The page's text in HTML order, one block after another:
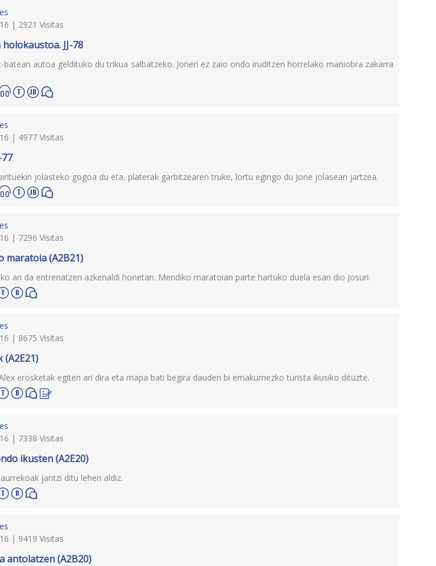
| 2921 Visitas
JJ-78
batean autoa geldituko du trikua salbatzeko. Joneri ez zaio ondo iruditzen horrelako maniobra zakarra
| 4977 Visitas
77
jolasteko gogoa du eta, platerak garbitzearen truke, lortu egingo du Jone jolasean jartzea.
| 7296 Visitas
maratoia (A2B21)
ari da entrenatzen azkenaldi honetan. Mendiko maratoian parte hartuko duela esan dio Josuri.
| 8675 Visitas
erosketak egiten ari dira eta mapa bati begira dauden bi emakumezko turista ikusiko dituzte.
| 7338 Visitas
ikusten (A2E20)
jantzi ditu lehen aldiz.
| 9419 Visitas
antolatzen (A2B20)